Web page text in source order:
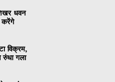
धवन
करेंगे
विक्रम,
रुंधा गला